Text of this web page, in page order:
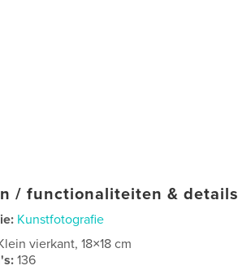
/ functionaliteiten & details
Kunstfotografie
vierkant, 18×18 cm
136